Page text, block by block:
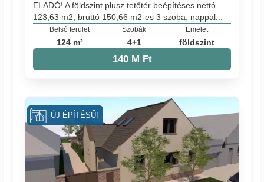
ELADÓ! A földszint plusz tetőtér beépítéses nettó
123,63 m2, bruttó 150,66 m2-es 3 szoba, nappal...
Belső terület
124 m²
Szobák
4+1
Emelet
földszint
140 M Ft
ÚJ ÉPÍTÉSŰ!